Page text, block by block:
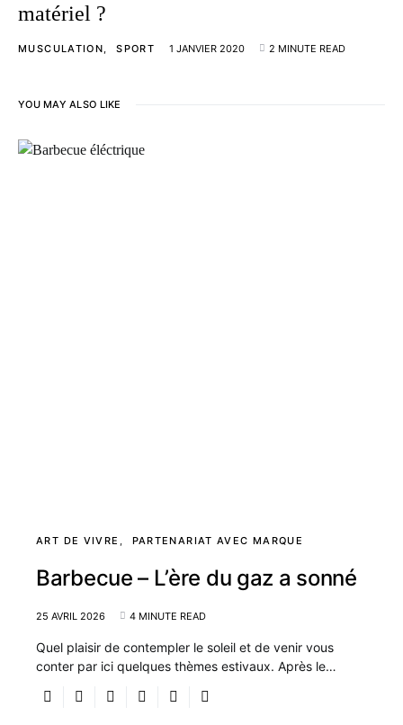
matériel ?
MUSCULATION SPORT 1 JANVIER 2020 2 MINUTE READ
YOU MAY ALSO LIKE
ART DE VIVRE PARTENARIAT AVEC MARQUE
Barbecue – L’ère du gaz a sonné
25 AVRIL 2026 4 MINUTE READ
Quel plaisir de contempler le soleil et de venir vous
conter par ici quelques thèmes estivaux. Après le…